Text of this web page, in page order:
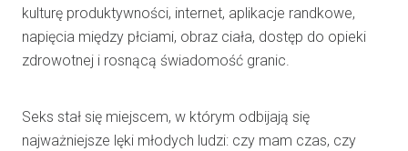
kulturę produktywności, internet, aplikacje randkowe,
napięcia między płciami, obraz ciała, dostęp do opieki
zdrowotnej i rosnącą świadomość granic.
Seks stał się miejscem, w którym odbijają się
najważniejsze lęki młodych ludzi: czy mam czas, czy